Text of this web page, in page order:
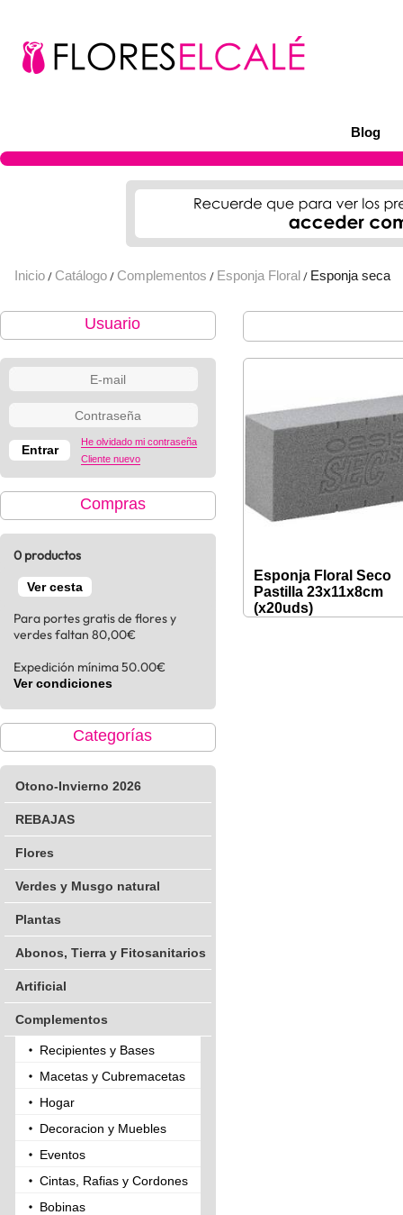
Blog
Inicio / Catálogo / Complementos / Esponja Floral / Esponja seca
Usuario
He olvidado mi contraseña
Cliente nuevo
Compras
0 productos
Ver cesta
Para portes gratis de flores y
verdes faltan 80,00€
Expedición mínima 50.00€
Ver condiciones
Categorías
Otono-Invierno 2026
REBAJAS
Flores
Verdes y Musgo natural
Plantas
Abonos, Tierra y Fitosanitarios
Artificial
Complementos
Recipientes y Bases
Macetas y Cubremacetas
Hogar
Decoracion y Muebles
Eventos
Cintas, Rafias y Cordones
Bobinas
Esponja Floral Seco
Pastilla 23x11x8cm
(x20uds)